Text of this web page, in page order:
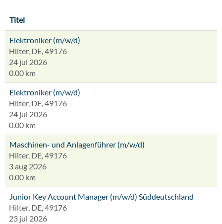
Titel
Elektroniker (m/w/d)
Hilter, DE, 49176
24 jul 2026
0.00 km
Elektroniker (m/w/d)
Hilter, DE, 49176
24 jul 2026
0.00 km
Maschinen- und Anlagenführer (m/w/d)
Hilter, DE, 49176
3 aug 2026
0.00 km
Junior Key Account Manager (m/w/d) Süddeutschland
Hilter, DE, 49176
23 jul 2026